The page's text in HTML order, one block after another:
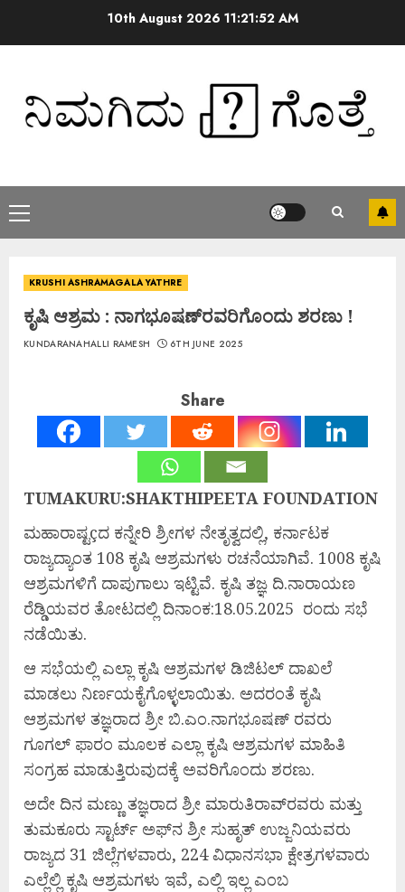
10th August 2026 11:21:53 AM
KRUSHI ASHRAMAGALA YATHRE
ಕೃಷಿ ಆಶ್ರಮ : ನಾಗಭೂಷಣ್‌ರವರಿಗೊಂದು ಶರಣು !
KUNDARANAHALLI RAMESH 6TH JUNE 2025
Share
TUMAKURU:SHAKTHIPEETA FOUNDATION
ಮಹಾರಾಷ್ಟçದ ಕನ್ನೇರಿ ಶ್ರೀಗಳ ನೇತೃತ್ವದಲ್ಲಿ, ಕರ್ನಾಟಕ
ರಾಜ್ಯದ್ಯಾಂತ 108 ಕೃಷಿ ಆಶ್ರಮಗಳು ರಚನೆಯಾಗಿವೆ. 1008 ಕೃಷಿ
ಆಶ್ರಮಗಳಿಗೆ ದಾಪುಗಾಲು ಇಟ್ಟಿವೆ. ಕೃಷಿ ತಜ್ಞ ದಿ.ನಾರಾಯಣ
ರೆಡ್ಡಿಯವರ ತೋಟದಲ್ಲಿ ದಿನಾಂಕ:18.05.2025 ರಂದು ಸಭೆ
ನಡೆಯಿತು.
ಆ ಸಭೆಯಲ್ಲಿ ಎಲ್ಲಾ ಕೃಷಿ ಆಶ್ರಮಗಳ ಡಿಜಿಟಲ್ ದಾಖಲೆ
ಮಾಡಲು ನಿರ್ಣಯಕೈಗೊಳ್ಳಲಾಯಿತು. ಅದರಂತೆ ಕೃಷಿ
ಆಶ್ರಮಗಳ ತಜ್ಞರಾದ ಶ್ರೀ ಬಿ.ಎಂ.ನಾಗಭೂಷಣ್ ರವರು
ಗೂಗಲ್ ಫಾರಂ ಮೂಲಕ ಎಲ್ಲಾ ಕೃಷಿ ಆಶ್ರಮಗಳ ಮಾಹಿತಿ
ಸಂಗ್ರಹ ಮಾಡುತ್ತಿರುವುದಕ್ಕೆ ಅವರಿಗೊಂದು ಶರಣು.
ಅದೇ ದಿನ ಮಣ್ಣು ತಜ್ಞರಾದ ಶ್ರೀ ಮಾರುತಿರಾವ್‌ರವರು ಮತ್ತು
ತುಮಕೂರು ಸ್ಟಾರ್ಟ್ ಅಫ್‌ನ ಶ್ರೀ ಸುಹೃತ್ ಉಜ್ಜನಿಯವರು
ರಾಜ್ಯದ 31 ಜಿಲ್ಲೆಗಳವಾರು, 224 ವಿಧಾನಸಭಾ ಕ್ಷೇತ್ರಗಳವಾರು
ಎಲ್ಲೆಲ್ಲಿ ಕೃಷಿ ಆಶ್ರಮಗಳು ಇವೆ, ಎಲ್ಲಿ ಇಲ್ಲ ಎಂಬ